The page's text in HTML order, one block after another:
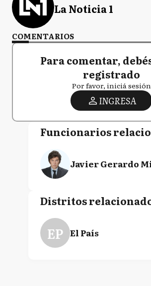
La Noticia 1
COMENTARIOS
Para comentar,
registrado
Por favor, iniciá sesión
INGRESA
Funcionarios
Javier Gerardo
Distritos
EP El País